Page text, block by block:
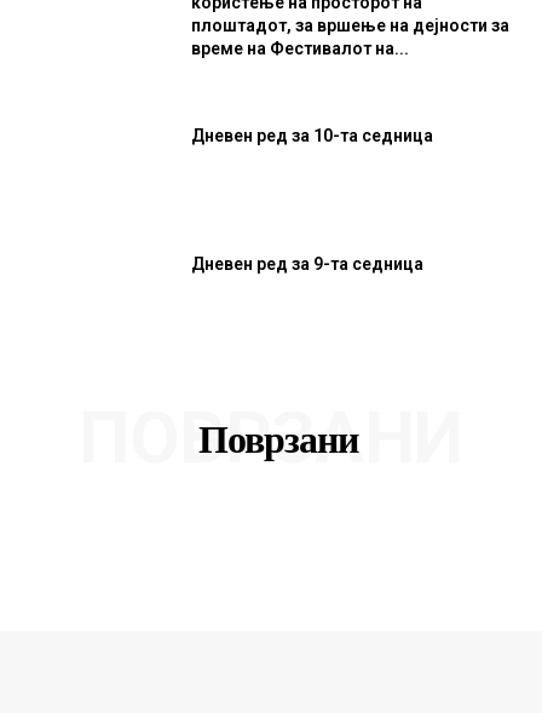
плоштадот, за вршење на дејности за
време на Фестивалот на...
Дневен ред за 10-та седница
Дневен ред за 9-та седница
Поврзани
ПОВРЗАНИ